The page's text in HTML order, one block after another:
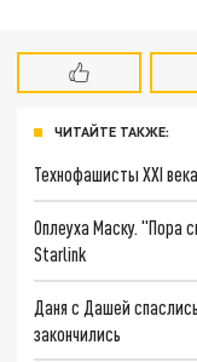
ЧИТАЙТЕ ТАКЖЕ:
Технофашисты XXI века
Оплеуха Маску. "Пора
Starlink
Даня с Дашей
закончились